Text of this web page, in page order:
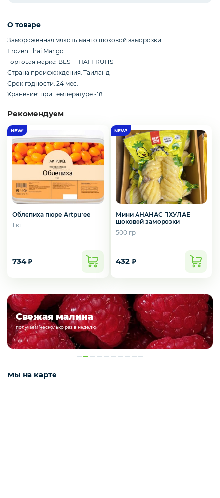
Молоко, молочные продукты
Орехи и сухофрукты
Приправы и специи
Мороженое
Соусы
О товаре
Замороженная мякоть манго шоковой заморозки
Frozen Thai Mango
Торговая марка: BEST THAI FRUITS
Страна происхождения: Таиланд
Срок годности: 24 мес.
Хранение: при температуре -18
Рекомендуем
Облепиха пюре Artpuree
1 кг
734 ₽
Мини АНАНАС ПХУЛАЕ
шоковой заморозки
500 гр
432 ₽
Свежая малина
получаем несколько раз в неделю
Подарочные наборы из
ягод и фруктов!
Мы на карте